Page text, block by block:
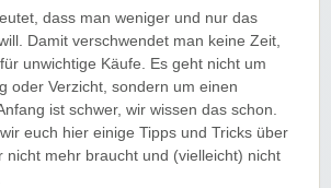
dass man weniger und nur das
Damit verschwendet man keine Zeit,
unwichtige Käufe. Es geht nicht um
oder Verzicht, sondern um einen
ist schwer, wir wissen das schon.
euch hier einige Tipps und Tricks über
nicht mehr braucht und (vielleicht) nicht